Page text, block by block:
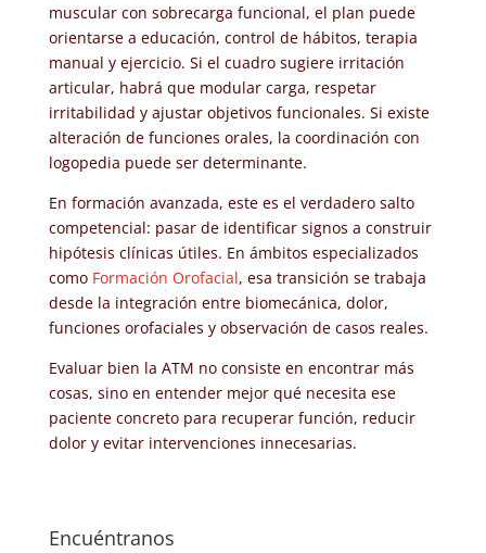
muscular con sobrecarga funcional, el plan puede
orientarse a educación, control de hábitos, terapia
manual y ejercicio. Si el cuadro sugiere irritación
articular, habrá que modular carga, respetar
irritabilidad y ajustar objetivos funcionales. Si existe
alteración de funciones orales, la coordinación con
logopedia puede ser determinante.
En formación avanzada, este es el verdadero salto
competencial: pasar de identificar signos a construir
hipótesis clínicas útiles. En ámbitos especializados
como Formación Orofacial, esa transición se trabaja
desde la integración entre biomecánica, dolor,
funciones orofaciales y observación de casos reales.
Evaluar bien la ATM no consiste en encontrar más
cosas, sino en entender mejor qué necesita ese
paciente concreto para recuperar función, reducir
dolor y evitar intervenciones innecesarias.
Encuéntranos